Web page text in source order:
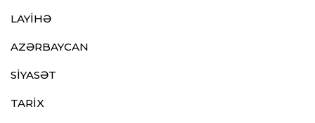
LAYİHƏ
AZƏRBAYCAN
SİYASƏT
TARİX